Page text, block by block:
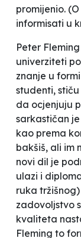
promijenio.
informisati u
Peter
univerziteti
znanje u
studenti,
da ocjenjuju
sarkastičan
kao prema
bakšiš, ali im
novi dil je
ulazi i
ruka
zadovoljstvo
kvaliteta
Fleming to